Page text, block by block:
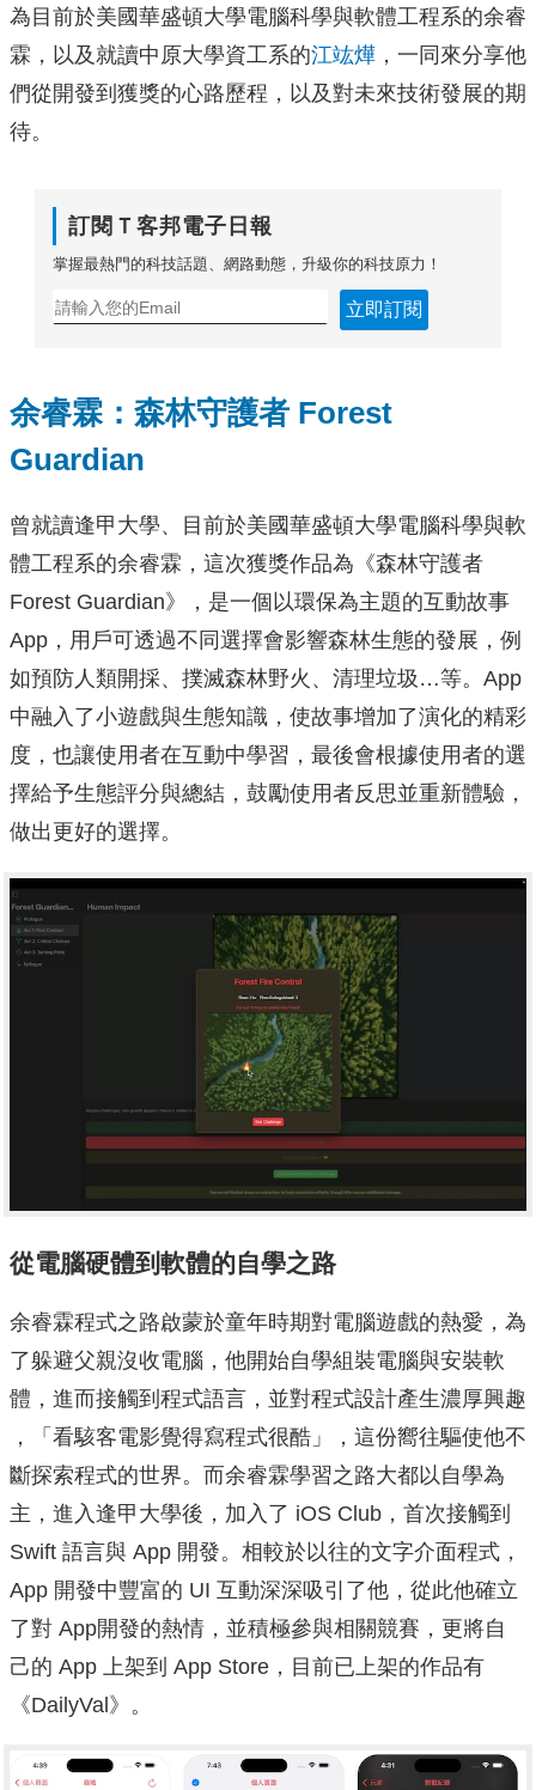
為目前於美國華盛頓大學電腦科學與軟體工程系的余睿
霖，以及就讀中原大學資工系的江竑燁 ，一同來分享他
們從開發到獲獎的心路歷程，以及對未來技術發展的期
待。
訂閱Ｔ客邦電子日報
掌握最熱門的科技話題、網路動態，升級你的科技原力！
立即訂閱
余睿霖：森林守護者 Forest
Guardian
曾就讀逢甲大學、目前於美國華盛頓大學電腦科學與軟
體工程系的余睿霖，這次獲獎作品為《森林守護者
Forest Guardian》，是一個以環保為主題的互動故事
App，用戶可透過不同選擇會影響森林生態的發展，例
如預防人類開採、撲滅森林野火、清理垃圾…等。App
中融入了小遊戲與生態知識，使故事增加了演化的精彩
度，也讓使用者在互動中學習，最後會根據使用者的選
擇給予生態評分與總結，鼓勵使用者反思並重新體驗，
做出更好的選擇。
從電腦硬體到軟體的自學之路
余睿霖程式之路啟蒙於童年時期對電腦遊戲的熱愛，為
了躲避父親沒收電腦，他開始自學組裝電腦與安裝軟
體，進而接觸到程式語言，並對程式設計產生濃厚興趣
，「看駭客電影覺得寫程式很酷」，這份嚮往驅使他不
斷探索程式的世界。而余睿霖學習之路大都以自學為
主，進入逢甲大學後，加入了 iOS Club，首次接觸到
Swift 語言與 App 開發。相較於以往的文字介面程式，
App 開發中豐富的 UI 互動深深吸引了他，從此他確立
了對 App開發的熱情，並積極參與相關競賽，更將自
己的 App 上架到 App Store，目前已上架的作品有
《DailyVal》。